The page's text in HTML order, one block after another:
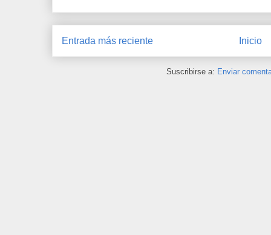
Entrada más reciente Inicio
Suscribirse a: Enviar